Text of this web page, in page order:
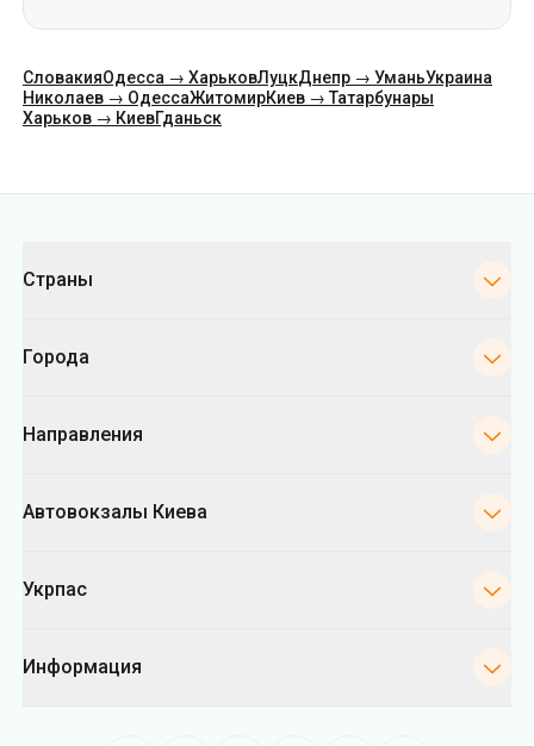
СловакияОдесса → ХарьковЛуцкДнепр → УманьУкраина
Николаев → ОдессаЖитомирКиев → Татарбунары
Харьков → КиевГданьск
Страны
Города
Направления
Автовокзалы Киева
Укрпас
Информация